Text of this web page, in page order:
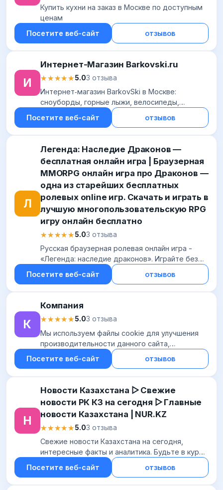
Купить кухни на заказ в Москве по доступным
ценам
Посетите веб-сайт
отзывов
И
Интернет-Магазин Barkovski.ru
★★★★★
★★★★★5.03 отзыва
Интернет‑магазин BarkovSki в Москве:
сноуборды, горные лыжи, велосипеды,
экипировка и аксессуары. Лучшие бренды,
скидки, доставка по РФ, гарантия низкой цены.
Посетите веб-сайт отзывов
Л
Легенда: Наследие Драконов —
бесплатная онлайн игра | Браузерная
MMORPG онлайн игра про Драконов —
одна из старейших бесплатных
ролевых online игр. Скачать и играть в
лучшую многопользовательскую RPG
игру онлайн бесплатно
★★★★★
★★★★★5.03 отзыва
Русская браузерная ролевая онлайн игра -
«Легенда: наследие драконов». Играйте без
скачивания и установки. Любой желающий
может войти в игру, примкнув к одной из
Посетите веб-сайт отзывов
К
Компания
★★★★★
★★★★★5.03 отзыва
Мы используем файлы cookie для улучшения
производительности данного сайта,
персонализации контента, а также для
содействия в маркетинговой деятельности,
Посетите веб-сайт отзывов
Н
Новости Казахстана ▷ Свежие
новости РК КЗ на сегодня ▷ Главные
новости Казахстана | NUR.KZ
★★★★★
★★★★★5.03 отзыва
Свежие новости Казахстана на сегодня,
интересные факты и аналитика. Будьте в курсе
последних событий РК и мира с NUR.KZ
Посетите веб-сайт отзывов